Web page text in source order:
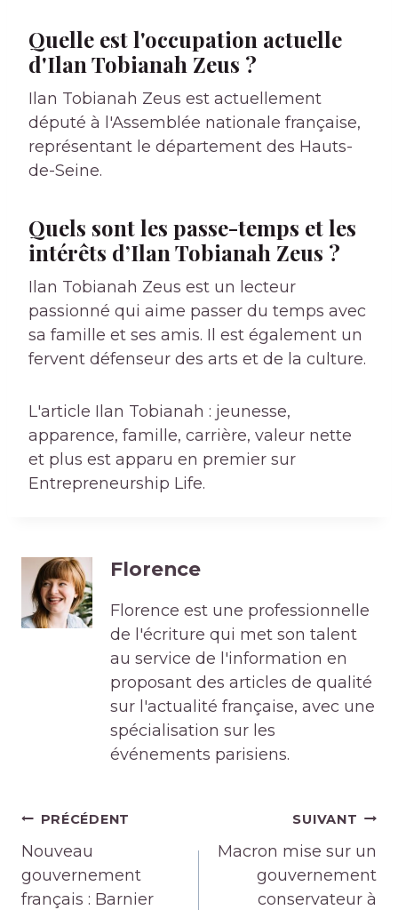
Quelle est l'occupation actuelle
d'Ilan Tobianah Zeus ?
Ilan Tobianah Zeus est actuellement
député à l'Assemblée nationale française,
représentant le département des Hauts-
de-Seine.
Quels sont les passe-temps et les
intérêts d’Ilan Tobianah Zeus ?
Ilan Tobianah Zeus est un lecteur
passionné qui aime passer du temps avec
sa famille et ses amis. Il est également un
fervent défenseur des arts et de la culture.
L'article Ilan Tobianah : jeunesse,
apparence, famille, carrière, valeur nette
et plus est apparu en premier sur
Entrepreneurship Life.
Florence
Florence est une professionnelle
de l'écriture qui met son talent
au service de l'information en
proposant des articles de qualité
sur l'actualité française, avec une
spécialisation sur les
événements parisiens.
Navigation
de
l’article
PRÉCÉDENT
Nouveau
gouvernement
français : Barnier
SUIVANT
Macron mise sur un
gouvernement
conservateur à